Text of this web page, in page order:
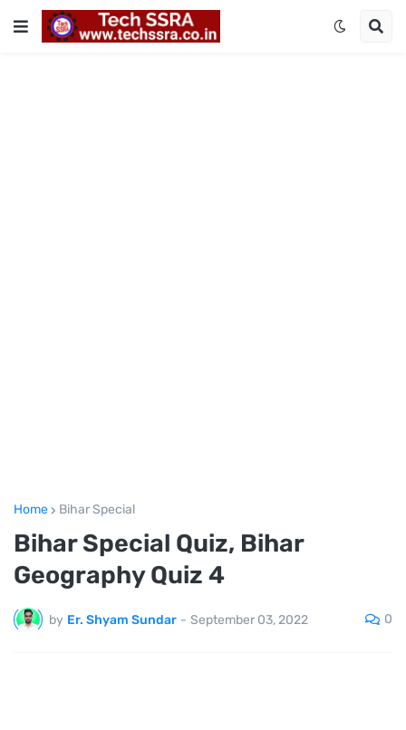
Home Bihar Special
Bihar Special Quiz, Bihar
Geography Quiz 4
by Er. Shyam Sundar - September 03, 2022 0